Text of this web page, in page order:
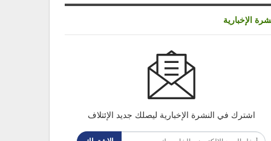
الإخبارية
اشترك في النشرة الإخبارية ليصلك جديد الإئتلاف